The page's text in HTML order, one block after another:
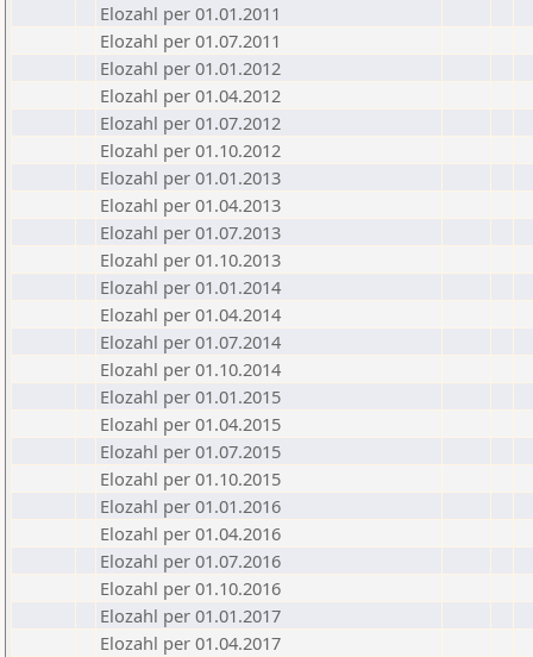
Elozahl per 01.01.2011
Elozahl per 01.07.2011
Elozahl per 01.01.2012
Elozahl per 01.04.2012
Elozahl per 01.07.2012
Elozahl per 01.10.2012
Elozahl per 01.01.2013
Elozahl per 01.04.2013
Elozahl per 01.07.2013
Elozahl per 01.10.2013
Elozahl per 01.01.2014
Elozahl per 01.04.2014
Elozahl per 01.07.2014
Elozahl per 01.10.2014
Elozahl per 01.01.2015
Elozahl per 01.04.2015
Elozahl per 01.07.2015
Elozahl per 01.10.2015
Elozahl per 01.01.2016
Elozahl per 01.04.2016
Elozahl per 01.07.2016
Elozahl per 01.10.2016
Elozahl per 01.01.2017
Elozahl per 01.04.2017